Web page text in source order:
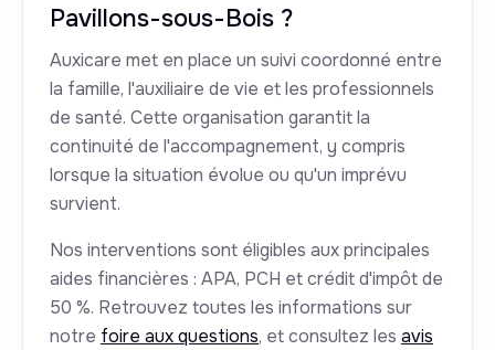
Pavillons-sous-Bois ?
Auxicare met en place un suivi coordonné entre
la famille, l'auxiliaire de vie et les professionnels
de santé. Cette organisation garantit la
continuité de l'accompagnement, y compris
lorsque la situation évolue ou qu'un imprévu
survient.
Nos interventions sont éligibles aux principales
aides financières : APA, PCH et crédit d'impôt de
50 %. Retrouvez toutes les informations sur
notre foire aux questions, et consultez les avis